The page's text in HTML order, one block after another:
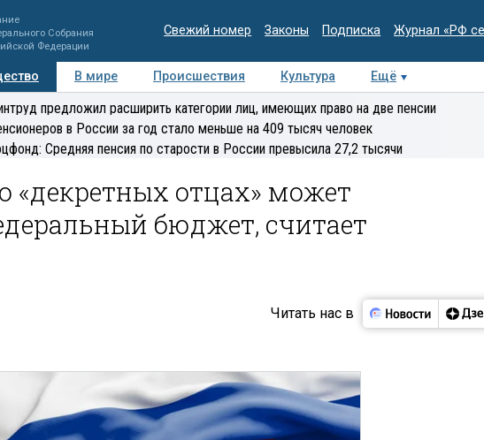
Собрания
Федерации
Свежий номер Законы Подписка Журнал «РФ
В мире Происшествия Культура
Ещё
Регионы Медиацентр Интервью Колумнисты
предложил расширить категории лиц, имеющих право на две пенсии
в России за год стало меньше на 409 тысяч человек
Средняя пенсия по старости в России превысила 27,2 тысячи
«декретных отцах» может
бюджет, считает
Читать нас в